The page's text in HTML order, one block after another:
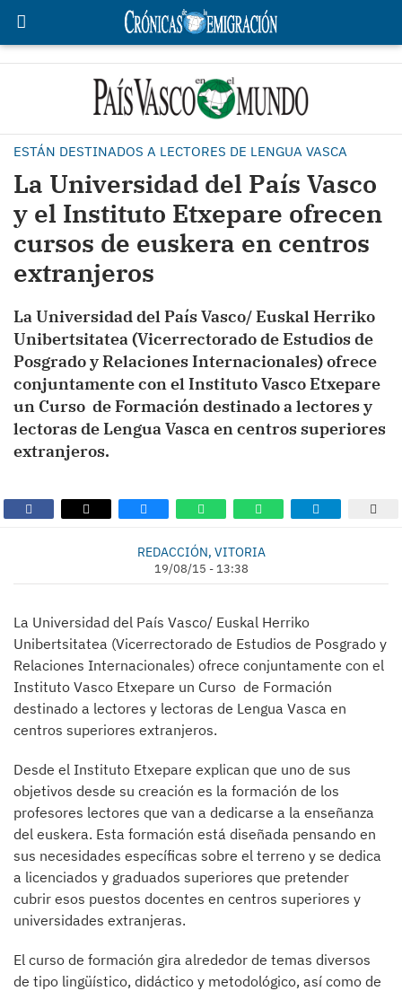
ESTÁN DESTINADOS A LECTORES DE LENGUA VASCA
La Universidad del País Vasco
y el Instituto Etxepare ofrecen
cursos de euskera en centros
extranjeros
La Universidad del País Vasco/ Euskal Herriko
Unibertsitatea (Vicerrectorado de Estudios de
Posgrado y Relaciones Internacionales) ofrece
conjuntamente con el Instituto Vasco Etxepare
un Curso de Formación destinado a lectores y
lectoras de Lengua Vasca en centros superiores
extranjeros.
REDACCIÓN, VITORIA
19/08/15 - 13:38
La Universidad del País Vasco/ Euskal Herriko
Unibertsitatea (Vicerrectorado de Estudios de Posgrado y
Relaciones Internacionales) ofrece conjuntamente con el
Instituto Vasco Etxepare un Curso de Formación
destinado a lectores y lectoras de Lengua Vasca en
centros superiores extranjeros.
Desde el Instituto Etxepare explican que uno de sus
objetivos desde su creación es la formación de los
profesores lectores que van a dedicarse a la enseñanza
del euskera. Esta formación está diseñada pensando en
sus necesidades específicas sobre el terreno y se dedica
a licenciados y graduados superiores que pretender
cubrir esos puestos docentes en centros superiores y
universidades extranjeras.
El curso de formación gira alrededor de temas diversos
de tipo lingüístico, didáctico y metodológico, así como de